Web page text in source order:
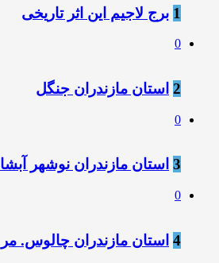
1 برج لاجیم این اثر تاریخی
0
2 استان مازندران جنگل
0
3 استان مازندران نوشهر آبشا
0
4 استان مازندران چالوس. مر